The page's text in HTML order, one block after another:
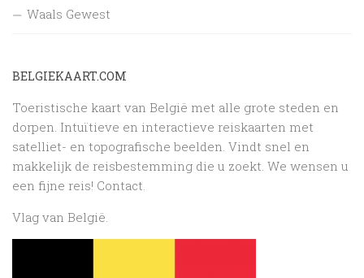
Waals Gewest
BELGIEKAART.COM
Toeristische kaart van België met alle grote steden en
dorpen. Intuïtieve en interactieve reiskaarten met
satelliet- en topografische beelden. Vindt snel en
makkelijk de reisbestemming die u zoekt. We wensen u
een fijne reis! Contact
Vlag van België.